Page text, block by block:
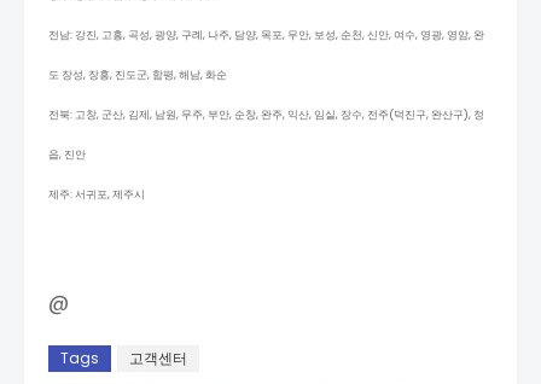
전남: 강진, 고흥, 곡성, 광양, 구례, 나주, 담양, 목포, 무안, 보성, 순천, 신안, 여수, 영광, 영암, 완
도 장성, 장흥, 진도군, 함평, 해남, 화순
전북: 고창, 군산, 김제, 남원, 무주, 부안, 순창, 완주, 익산, 임실, 장수, 전주(덕진구, 완산구), 정
읍, 진안
제주: 서귀포, 제주시
@
Tags 고객센터